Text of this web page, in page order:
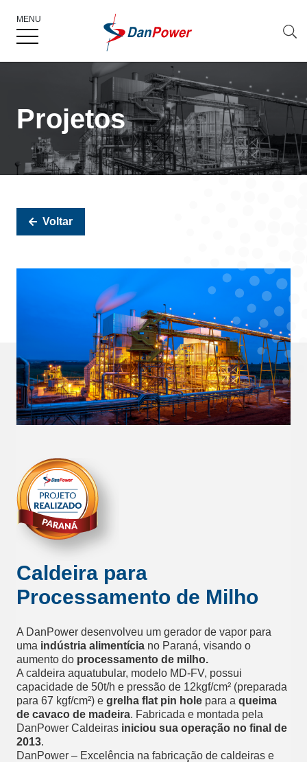
MENU
Projetos
Voltar
Caldeira para
Processamento de Milho
A DanPower desenvolveu um gerador de vapor para
uma indústria alimentícia no Paraná, visando o
aumento do processamento de milho.
A caldeira aquatubular, modelo MD-FV, possui
capacidade de 50t/h e pressão de 12kgf/cm² (preparada
para 67 kgf/cm²) e grelha flat pin hole para a queima
de cavaco de madeira. Fabricada e montada pela
DanPower Caldeiras iniciou sua operação no final de
2013.
DanPower – Excelência na fabricação de caldeiras e